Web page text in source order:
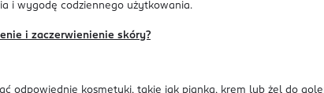
i wygodę codziennego użytkowania.
i zaczerwienienie skóry?
odpowiednie kosmetyki, takie jak pianka, krem lub żel do